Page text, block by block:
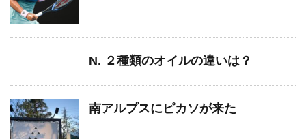
N. ２種類のオイルの違いは？
南アルプスにピカソが来た